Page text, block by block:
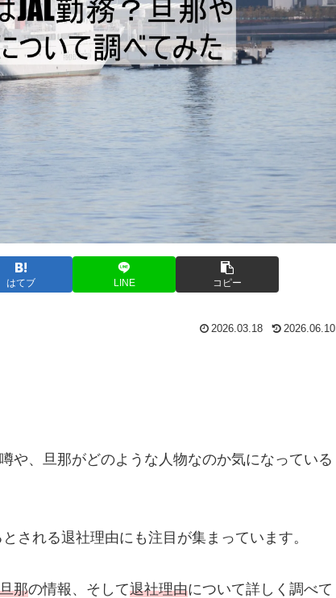
はてブ LINE コピー
2026.03.18 2026.06.10
や、旦那がどのような人物なのか気になっている
される退社理由にも注目が集まっています。
旦那の情報、そして退社理由について詳しく調べて